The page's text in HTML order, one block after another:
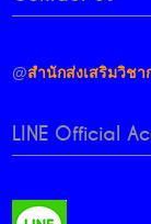
@สำนักส่งเสริมวิช
LINE Official